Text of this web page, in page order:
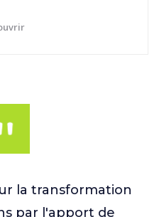
la transformation
par l'apport de